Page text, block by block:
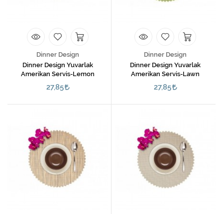
Dinner Design
Dinner Design Yuvarlak
Amerikan Servis-Lemon
27,85
Dinner Design
Dinner Design Yuvarlak
Amerikan Servis-Lawn
27,85